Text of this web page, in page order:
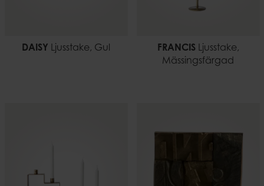
DAISY Ljusstake, Gul FRANCISLjusstake,
Mässingsfärgad